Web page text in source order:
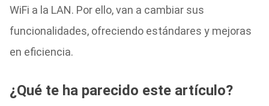
WiFi a la LAN. Por ello, van a cambiar sus
funcionalidades, ofreciendo estándares y mejoras
en eficiencia.
¿Qué te ha parecido este artículo?